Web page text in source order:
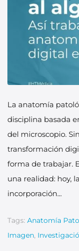
La anatomía
disciplina basada
del microscopio.
transformación
forma de trabajar.
una realidad: hoy,
incorporación...
Tags: Anatomía
Imagen,